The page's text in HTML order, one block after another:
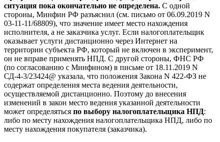
ситуация пока окончательно не определена. С одной
стороны, Минфин РФ разъяснил (см. письмо от 06.09.2019 N
03-11-11/68809), что значение имеет место нахождения
исполнителя, а не заказчика услуг. Если налогоплательщик
оказывает услуги дистанционно через Интернет на
территории субъекта РФ, который не включен в эксперимент,
он не вправе применять НПД. С другой стороны, ФНС РФ
(по согласованию с Минфином) в письме от 18.11.2019 N
СД-4-3/23424@ указала, что положения Закона N 422-ФЗ не
содержат определения места ведения деятельности,
осуществляемой дистанционно. Поэтому до внесения
изменений в закон место ведения указанной деятельности
может определяться по выбору налогоплательщика НПД:
либо по месту нахождения налогоплательщика НПД, либо по
месту нахождения покупателя (заказчика).